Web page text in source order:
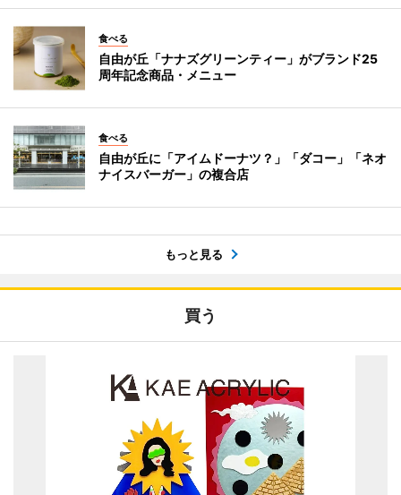
食べる
自由が丘「ナナズグリーンティー」がブランド25
周年記念商品・メニュー
食べる
自由が丘に「アイムドーナツ？」「ダコー」「ネオ
ナイスバーガー」の複合店
もっと見る
買う